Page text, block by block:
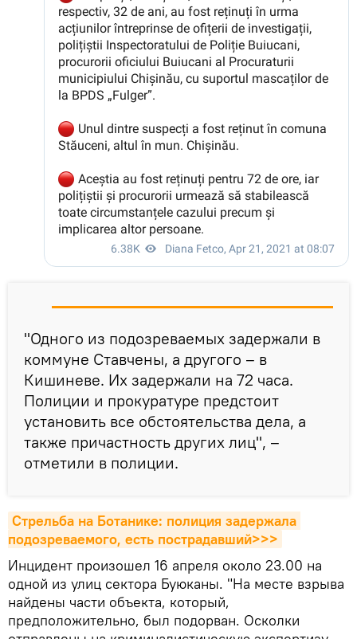
"Одного из подозреваемых задержали в
коммуне Ставчены, а другого – в
Кишиневе. Их задержали на 72 часа.
Полиции и прокуратуре предстоит
установить все обстоятельства дела, а
также причастность других лиц", –
отметили в полиции.
Стрельба на Ботанике: полиция задержала
подозреваемого, есть пострадавший>>>
Инцидент произошел 16 апреля около 23.00 на
одной из улиц сектора Буюканы. "На месте взрыва
найдены части объекта, который,
предположительно, был подорван. Осколки